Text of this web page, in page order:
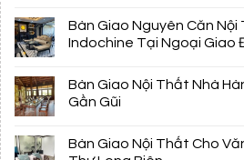
Bàn Giao Nguyên Căn
Indochine Tại Ngoại Giao
Bàn Giao Nội Thất Nhà
Gần Gũi
Bàn Giao Nội Thất Cho